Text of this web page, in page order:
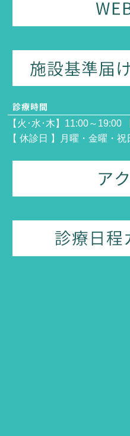
【火･水･木】11:00～19:00
【 休診日 】月曜・金曜・祝